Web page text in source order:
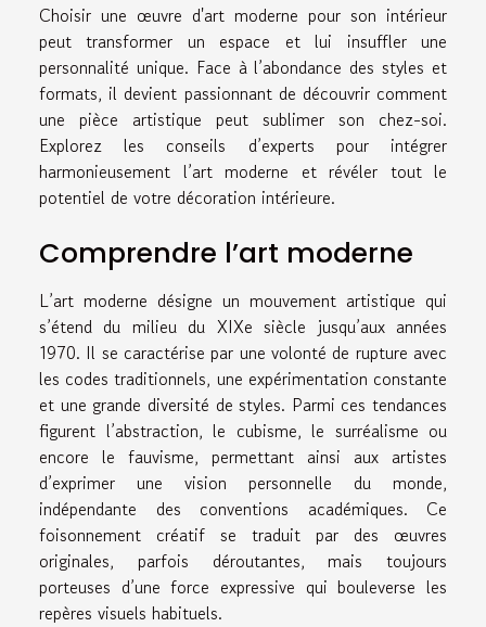
Choisir une œuvre d'art moderne pour son intérieur
peut transformer un espace et lui insuffler une
personnalité unique. Face à l’abondance des styles et
formats, il devient passionnant de découvrir comment
une pièce artistique peut sublimer son chez-soi.
Explorez les conseils d’experts pour intégrer
harmonieusement l’art moderne et révéler tout le
potentiel de votre décoration intérieure.
Comprendre l’art moderne
L’art moderne désigne un mouvement artistique qui
s’étend du milieu du XIXe siècle jusqu’aux années
1970. Il se caractérise par une volonté de rupture avec
les codes traditionnels, une expérimentation constante
et une grande diversité de styles. Parmi ces tendances
figurent l’abstraction, le cubisme, le surréalisme ou
encore le fauvisme, permettant ainsi aux artistes
d’exprimer une vision personnelle du monde,
indépendante des conventions académiques. Ce
foisonnement créatif se traduit par des œuvres
originales, parfois déroutantes, mais toujours
porteuses d’une force expressive qui bouleverse les
repères visuels habituels.